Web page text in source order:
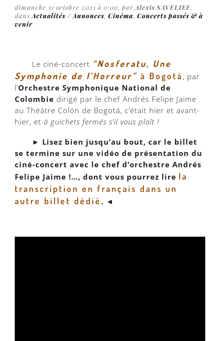
dimanche 31 octobre 2021 à 0:00, par Alexis SAVELIEF,
dans Actualités / Annonces, Cinéma, Concerts passés & à
venir
Le ciné-concert “Nosferatu, Une
Symphonie de l’Horreur” à Bogotá , par
l’Orchestre Symphonique National de
Colombie dirigé par le chef Andrés Felipe Jaime
au Théâtre Colón de Bogotá, c’était hier et avant-
hier, et à guichets fermés s’il vous plaît !
► Lisez bien jusqu’au bout, car le billet
se termine sur une vidéo de présentation du
ciné-concert avec le chef d’orchestre Andrés
Felipe Jaime !…, dont vous pourrez lire la
transcription en français dans un
autre billet dédié . ◄